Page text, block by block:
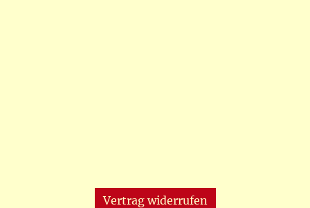
Vertrag widerrufen